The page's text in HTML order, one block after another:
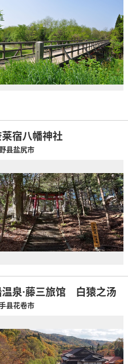
宿八幡神社
县盐尻市
泉·藤三旅馆 白猿之汤
县花卷市